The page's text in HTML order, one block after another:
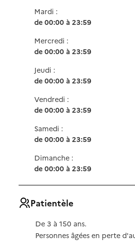
Mardi :
de 00:00 à 23:59
Mercredi :
de 00:00 à 23:59
Jeudi :
de 00:00 à 23:59
Vendredi :
de 00:00 à 23:59
Samedi :
de 00:00 à 23:59
Dimanche :
de 00:00 à 23:59
Patientèle
De 3 à 150 ans.
Personnes âgées en perte